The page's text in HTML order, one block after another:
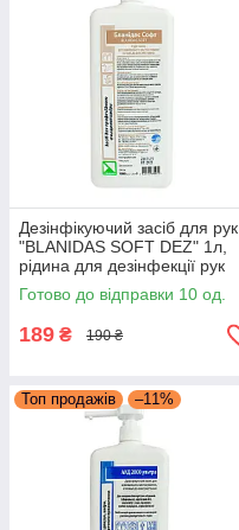
Дезінфікуючий засіб для рук
"BLANIDAS SOFT DEZ" 1л,
рідина для дезінфекції рук
бланідас, рідке мило
Готово до відправки 10 од.
189 ₴ 190 ₴
Топ продажів –11%